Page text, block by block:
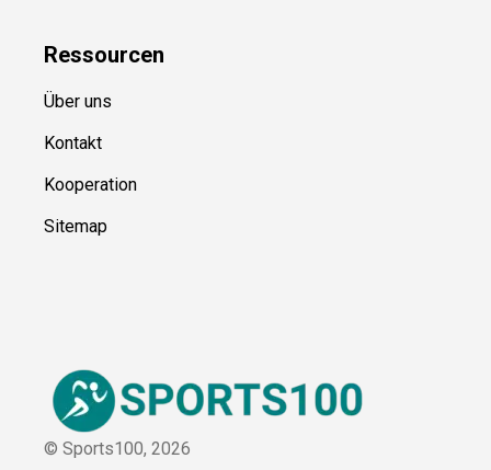
Ressourcen
Über uns
Kontakt
Kooperation
Sitemap
© Sports100, 2026